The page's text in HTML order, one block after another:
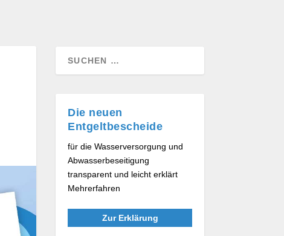
Die neuen
Entgeltbescheide
für die Wasserversorgung und
Abwasserbeseitigung
transparent und leicht erklärt
Mehrerfahren
Zur Erklärung